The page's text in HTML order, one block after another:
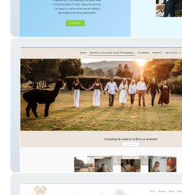
Envision Disability Care
Dreamy Fields